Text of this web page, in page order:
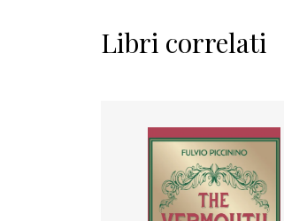
Libri correlati